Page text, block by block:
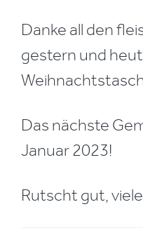
Danke all den
gestern und
Das nächste
Januar 2023!
Rutscht gut,